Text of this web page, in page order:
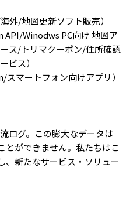
外/地図更新ソフト販売）
API/Winodws PC向け 地図ア
ス/トリマクーポン/住所確認
ビス）
スマートフォン向けアプリ）
ログ。この膨大なデータは
とができません。私たちはこ
、新たなサービス・ソリュー